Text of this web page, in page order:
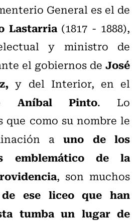
General es el de
Lastarria(1817 - 1888),
y ministro de
el gobiernos de José
y del Interior, en el
Aníbal Pinto. Lo
que como su nombre le
auno de los
emblemático de la
, son muchos
ese liceo que han
tumba un lugar de